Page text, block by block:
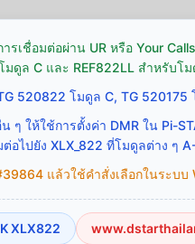
รเชื่อมต่อผ่าน UR หรือ Your
มดูล C และ REF822LL สำหรับโ
520822 โมดูล C, TG
ๆ ให้ใช้การตั้งค่า DMR ใน Pi-
ต่อไปยัง XLX_822 ที่โมดูลต่าง ๆ
แล้วใช้คำสั่งเลือกในระบ
XLX822